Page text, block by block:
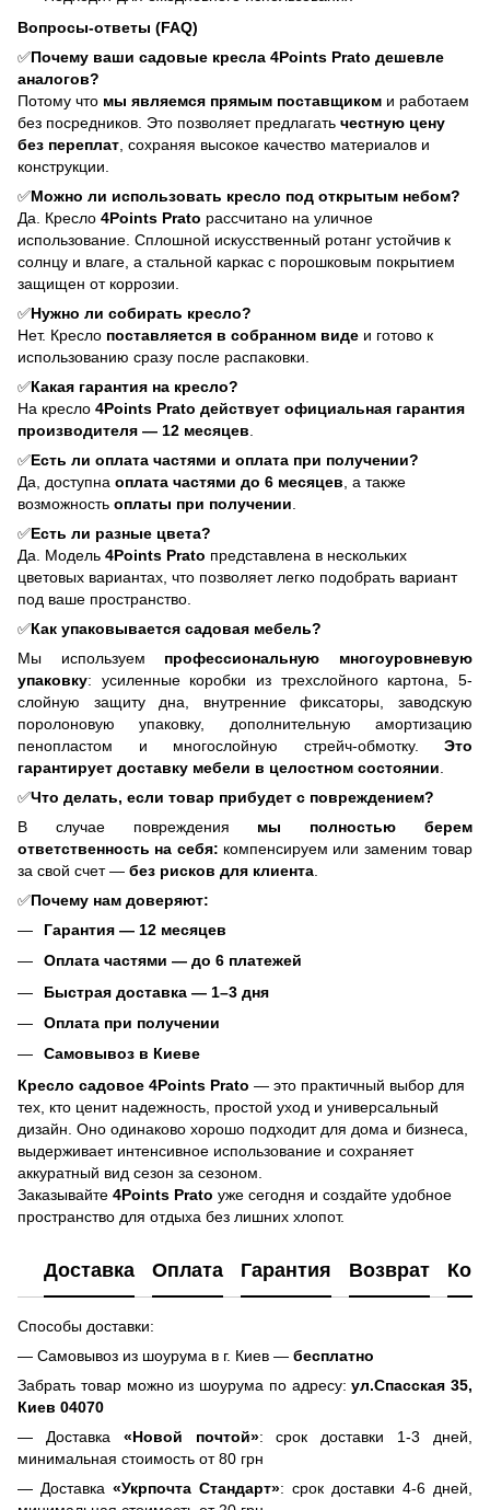
Вопросы-ответы (FAQ)
✅Почему ваши садовые кресла 4Points Prato дешевле
аналогов?
Потому что мы являемся прямым поставщиком и работаем
без посредников. Это позволяет предлагать честную цену
без переплат , сохраняя высокое качество материалов и
конструкции.
✅Можно ли использовать кресло под открытым небом?
Да. Кресло 4Points Prato рассчитано на уличное
использование. Сплошной искусственный ротанг устойчив к
солнцу и влаге, а стальной каркас с порошковым покрытием
защищен от коррозии.
✅Нужно ли собирать кресло?
Нет. Кресло поставляется в собранном виде и готово к
использованию сразу после распаковки.
✅Какая гарантия на кресло?
На кресло 4Points Prato действует официальная гарантия
производителя — 12 месяцев
✅Есть ли оплата частями и оплата при получении?
Да, доступна оплата частями до 6 месяцев , а также
возможность оплаты при получении
✅Есть ли разные цвета?
Да. Модель 4Points Prato представлена в нескольких
цветовых вариантах, что позволяет легко подобрать вариант
под ваше пространство.
✅Как упаковывается садовая мебель?
Мы используем профессиональную многоуровневую
упаковку: усиленные коробки из трехслойного картона, 5-
слойную защиту дна, внутренние фиксаторы, заводскую
поролоновую упаковку, дополнительную амортизацию
пенопластом и многослойную стрейч-обмотку. Это
гарантирует доставку мебели в целостном состоянии
✅Что делать, если товар прибудет с повреждением?
В случае повреждения мы полностью берем
ответственность на себя: компенсируем или заменим товар
за свой счет — без рисков для клиента
✅Почему нам доверяют:
Гарантия — 12 месяцев
Оплата частями — до 6 платежей
Быстрая доставка — 1–3 дня
Оплата при получении
Самовывоз в Киеве
Кресло садовое 4Points Prato — это практичный выбор для
тех, кто ценит надежность, простой уход и универсальный
дизайн. Оно одинаково хорошо подходит для дома и бизнеса,
выдерживает интенсивное использование и сохраняет
аккуратный вид сезон за сезоном.
Заказывайте 4Points Prato уже сегодня и создайте удобное
пространство для отдыха без лишних хлопот.
Доставка Оплата Гарантия Возврат
Способы доставки:
— Самовывоз из шоурума в г. Киев — бесплатно
Забрать товар можно из шоурума по адресу:ул.Спасская 35,
Киев 04070
— Доставка «Новой почтой»: срок доставки 1-3 дней,
минимальная стоимость от 80 грн
— Доставка «Укрпочта Стандарт»: срок доставки 4-6 дней,